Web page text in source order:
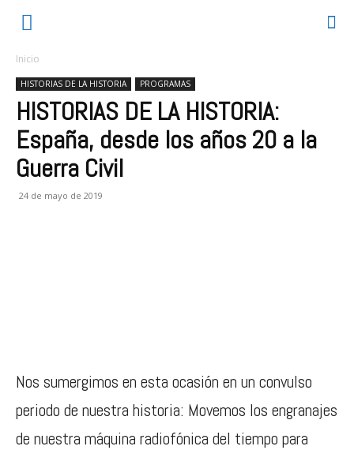
Inicio
HISTORIAS DE LA HISTORIA PROGRAMAS
HISTORIAS DE LA HISTORIA:
España, desde los años 20 a la
Guerra Civil
24 de mayo de 2019
Nos sumergimos en esta ocasión en un convulso
periodo de nuestra historia: Movemos los engranajes
de nuestra máquina radiofónica del tiempo para